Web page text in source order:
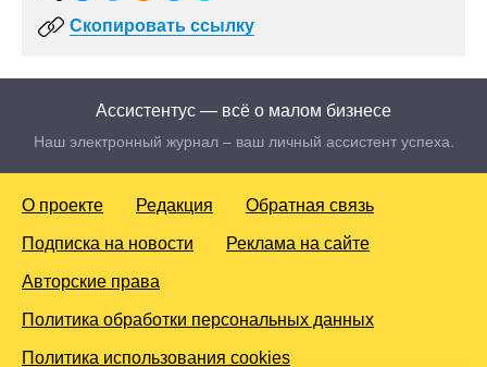
Скопировать ссылку
Ассистентус — всё о малом бизнесе
Наш электронный журнал – ваш личный ассистент успеха.
О проекте Редакция Обратная связь
Подписка на новости Реклама на сайте
Авторские права
Политика обработки персональных данных
Политика использования cookies